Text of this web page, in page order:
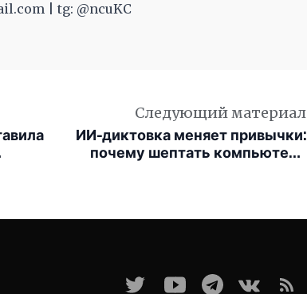
| tg: @ncuKC
Следующий материал
ИИ-диктовка меняет привычки:
почему шептать компьютеру